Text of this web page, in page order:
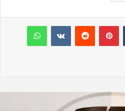
تامبلر پینتریستReddit
VKontakteواتس آپ